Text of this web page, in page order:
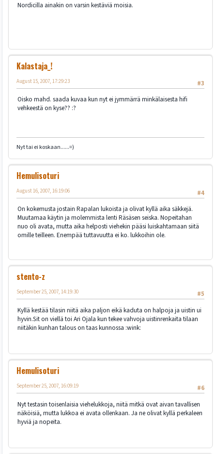
Nordicilla ainakin on varsin kestäviä moisia.
Kalastaja_!
#3
August 15, 2007, 17:29:23
Oisko mahd. saada kuvaa kun nyt ei jymmärrä minkälaisesta hifi
vehkeestä on kyse?? :?
Nyt tai ei koskaan......=)
Hemulisoturi
#4
August 16, 2007, 16:19:06
On kokemusta jostain Rapalan lukoista ja olivat kyllä aika säkkejä.
Muutamaa käytin ja molemmista lenti Räsäsen seiska. Nopeitahan
nuo oli avata, mutta aika helposti viehekin pääsi luiskahtamaan siitä
omille teilleen. Enempää tuttavuutta ei ko. lukkoihin ole.
stento-z
#5
September 25, 2007, 14:19:30
Kyllä kestää tilasin niitä aika paljon eikä kaduta on halpoja ja uistin ui
hyvin.Sit on viellä toi Ari Ojala kun tekee vahvoja uistinrenkaita tilaan
niitäkin kunhan talous on taas kunnossa :wink:
Hemulisoturi
#6
September 25, 2007, 16:09:19
Nyt testasin toisenlaisia viehelukkoja, niitä mitkä ovat aivan tavallisen
näköisiä, mutta lukkoa ei avata ollenkaan. Ja ne olivat kyllä perkaleen
hyviä ja nopeita.